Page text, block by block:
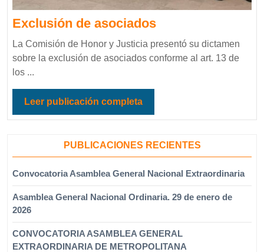
Exclusión de asociados
La Comisión de Honor y Justicia presentó su dictamen
sobre la exclusión de asociados conforme al art. 13 de
los ...
Leer publicación completa
PUBLICACIONES RECIENTES
Convocatoria Asamblea General Nacional Extraordinaria
Asamblea General Nacional Ordinaria. 29 de enero de
2026
CONVOCATORIA ASAMBLEA GENERAL
EXTRAORDINARIA DE METROPOLITANA